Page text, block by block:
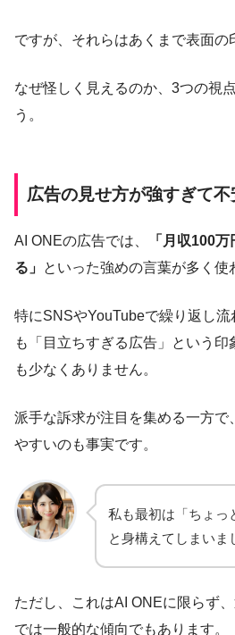
ですが、それらはあくまで表面の
なぜ怪しく見えるのか、3つの視
う。
広告の見せ方が強すぎて
AI ONEの広告では、
「月収100
る」 といった強めの言葉が多く使
特にSNSやYouTubeで繰り返し流
も「目立ちすぎる広告」という印
も少なくありません。
派手な訴求が注目を集める一方で
やすいのも事実です。
私も最初は「ちょっ
と身構えてしまいま
ただし、これはAI ONEに限らず
では一般的な傾向でもあります。